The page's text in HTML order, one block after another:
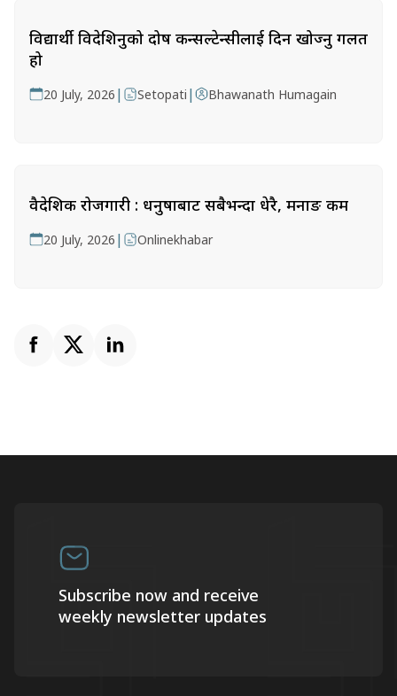
विद्यार्थी विदेशिनुको दोष कन्सल्टेन्सीलाई दिन खोज्नु गलत
हो
20 July, 2026 | Setopati | Bhawanath Humagain
वैदेशिक रोजगारी : धनुषाबाट सबैभन्दा धेरै, मनाङ कम
20 July, 2026 | Onlinekhabar
Subscribe now and receive
weekly newsletter updates